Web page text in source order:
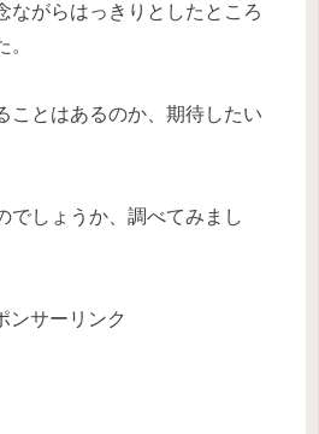
ながらはっきりとしたところ
ことはあるのか、期待したい
でしょうか、調べてみまし
ンサーリンク